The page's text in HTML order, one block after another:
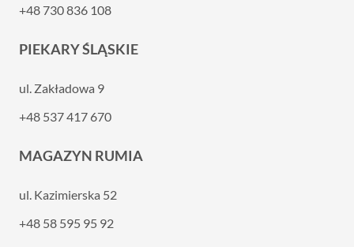
+48 730 836 108
PIEKARY ŚLĄSKIE
ul. Zakładowa 9
+48 537 417 670
MAGAZYN RUMIA
ul. Kazimierska 52
+48 58 595 95 92